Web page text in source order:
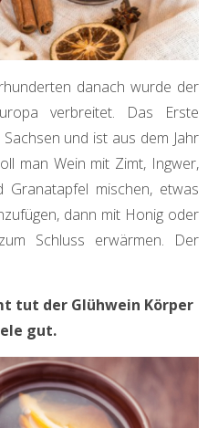
danach wurde der
verbreitet. Das Erste
und ist aus dem Jahr
man Wein mit Zimt, Ingwer,
Granatapfel mischen, etwas
dann mit Honig oder
Schluss erwärmen. Der
tut der Glühwein Körper
gut.